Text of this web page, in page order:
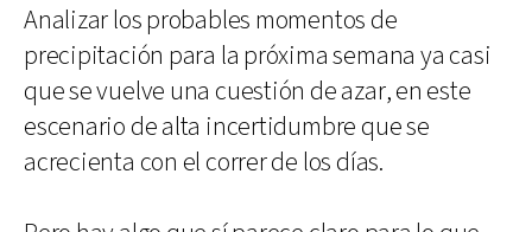
Analizar los probables momentos de
precipitación para la próxima semana ya casi
que se vuelve una cuestión de azar, en este
escenario de alta incertidumbre que se
acrecienta con el correr de los días.